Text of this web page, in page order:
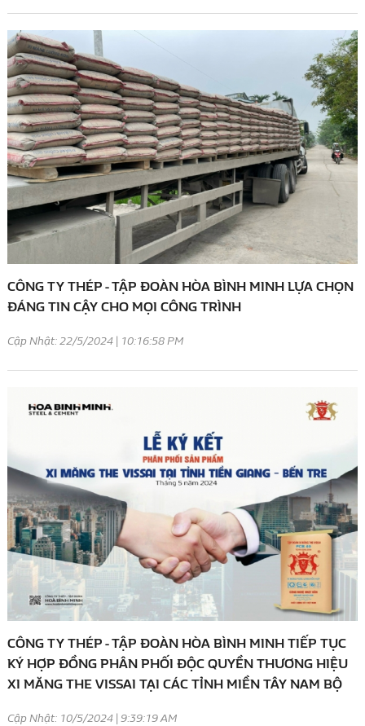
CÔNG TY THÉP - TẬP ĐOÀN HÒA BÌNH MINH LỰA CHỌN
ĐÁNG TIN CẬY CHO MỌI CÔNG TRÌNH
Cập Nhật: 22/5/2024 | 10:16:58 PM
CÔNG TY THÉP - TẬP ĐOÀN HÒA BÌNH MINH TIẾP TỤC
KÝ HỢP ĐỒNG PHÂN PHỐI ĐỘC QUYỀN THƯƠNG HIỆU
XI MĂNG THE VISSAI TẠI CÁC TỈNH MIỀN TÂY NAM BỘ
Cập Nhật: 10/5/2024 | 9:39:19 AM